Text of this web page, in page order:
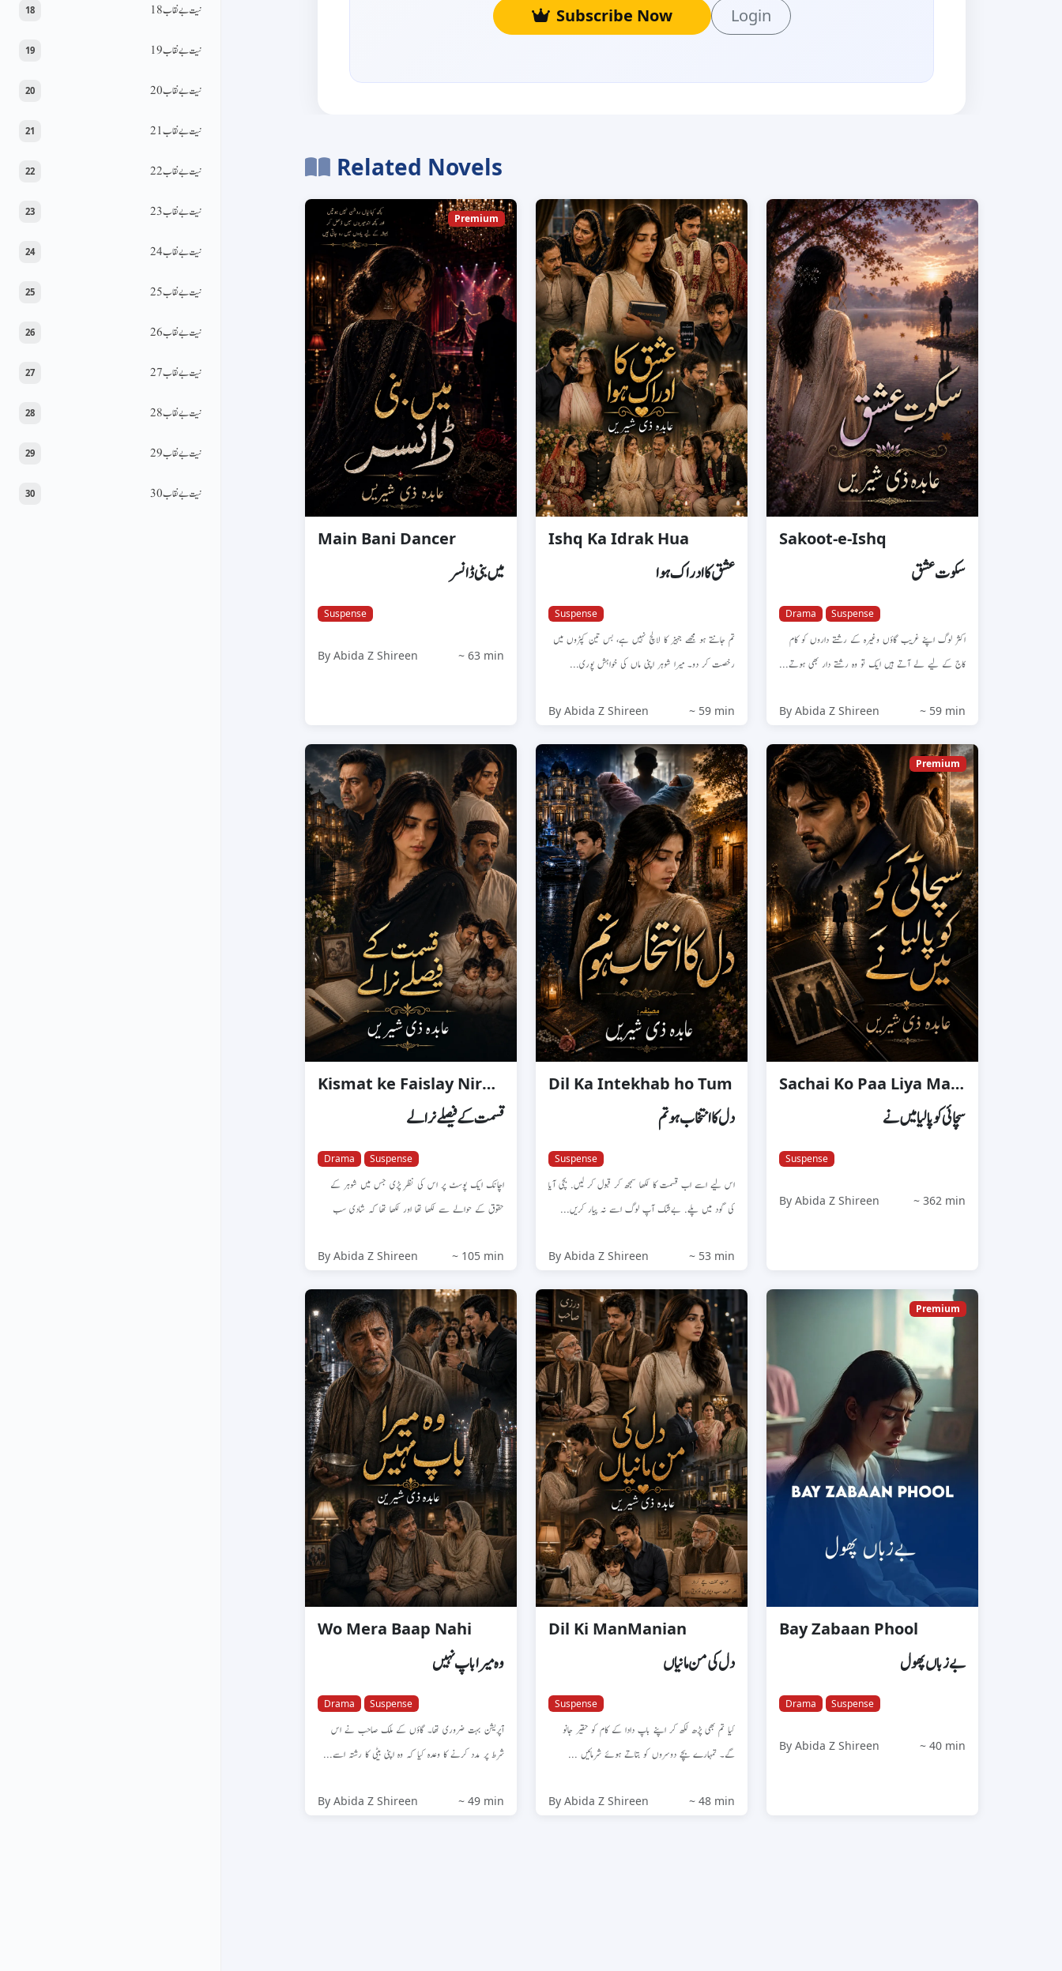
18 نیت بےنقاب 18
19 نیت بےنقاب 19
20 نیت بےنقاب 20
21 نیت بےنقاب 21
22 نیت بےنقاب 22
23 نیت بےنقاب 23
24 نیت بےنقاب 24
25 نیت بےنقاب 25
26 نیت بےنقاب 26
27 نیت بےنقاب 27
28 نیت بےنقاب 28
29 نیت بےنقاب 29
30 نیت بےنقاب 30
Subscribe Now Login
Related Novels
Premium
Main Bani Dancer
میں بنی ڈانسر
Suspense
By Abida Z Shireen ~ 63 min
Ishq Ka Idrak Hua
عشق کا ادراک ہوا
Suspense
تم جانتے ہو مجھے جہیز کا لالچ نہیں ہے، بس تین کپڑوں میں
رخصت کر دو۔ میرا شوہر اپنی ماں کی خواہش پوری...
By Abida Z Shireen ~ 59 min
Sakoot-e-Ishq
سکوت عشق
Drama Suspense
اکثر لوگ اپنے غریب گاؤں وغیرہ کے رشتے داروں کو کام
کاج کے لیے لے آتے ہیں ایک تو وہ رشتے دار بھی ہوتے...
By Abida Z Shireen ~ 59 min
Kismat ke Faislay Niralay
قسمت کے فیصلے نرالے
Drama Suspense
اچانک ایک پوسٹ پر اس کی نظر پڑی جس میں شوہر کے
حقوق کے حوالے سے لکھا تھا اور لکھا تھا کہ شادی سب
By Abida Z Shireen ~ 105 min
Dil Ka Intekhab ho Tum
دل کا انتخاب ہو تم
Suspense
اس لیے اسے اب قسمت کا لکھا سمجھ کر قبول کر لیں. بچی آیا
کی گود میں پلے. بےشک آپ لوگ اسے نہ پیار کریں...
By Abida Z Shireen ~ 53 min
Premium
Sachai Ko Paa Liya Main Ne
سچائی کو پا لیا میں نے
Suspense
By Abida Z Shireen ~ 362 min
Wo Mera Baap Nahi
وہ میرا باپ نہیں
Drama Suspense
آپریشن بہت ضروری تھا۔ گاؤں کے ملک صاحب نے اس
شرط پر مدد کرنے کا وعدہ کیا کہ وہ اپنی بیٹی کا رشتہ اسے...
By Abida Z Shireen ~ 49 min
Dil Ki ManManian
دل کی من مانیاں
Suspense
کیا تم بھی پڑھ لکھ کر اپنے باپ دادا کے کام کو حقیر جانو
گے۔ تمہارے بچے دوسروں کو بتاتے ہوئے شرمائیں ...
By Abida Z Shireen ~ 48 min
Premium
Bay Zabaan Phool
بےزباں پھول
Drama Suspense
By Abida Z Shireen ~ 40 min